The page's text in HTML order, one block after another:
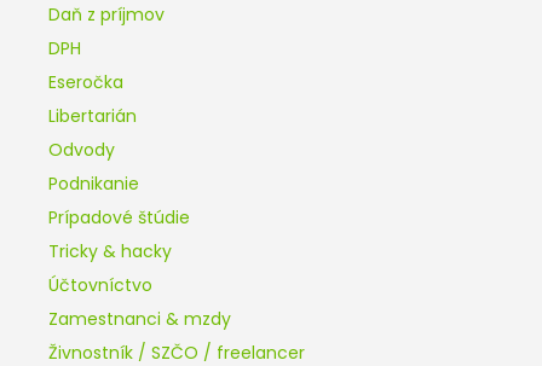
Daň z príjmov
DPH
Eseročka
Libertarián
Odvody
Podnikanie
Prípadové štúdie
Tricky & hacky
Účtovníctvo
Zamestnanci & mzdy
Živnostník / SZČO / freelancer